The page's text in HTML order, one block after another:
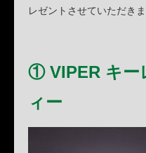
レゼントさせていただきま
① VIPER キー
ィー